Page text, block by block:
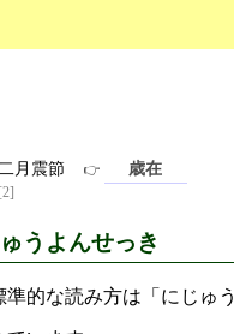
[2]
月震節 歳在
うよんせっき
準的な読み方は「にじゅう